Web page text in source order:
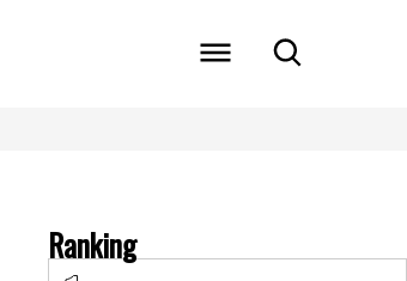
Ranking